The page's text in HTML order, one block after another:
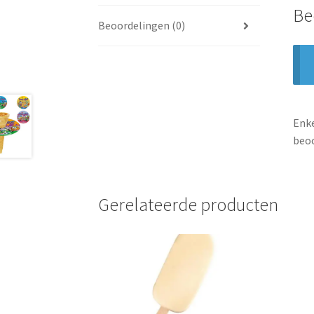
Beoordelingen (0)
Gerelateerde producten